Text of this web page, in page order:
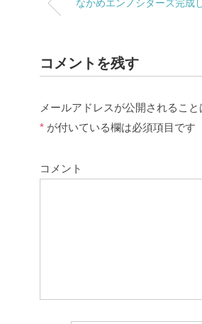
なかめエンノシターズ完成
コメントを残す
メールアドレスが公開されること
* が付いている欄は必須項目です
コメント